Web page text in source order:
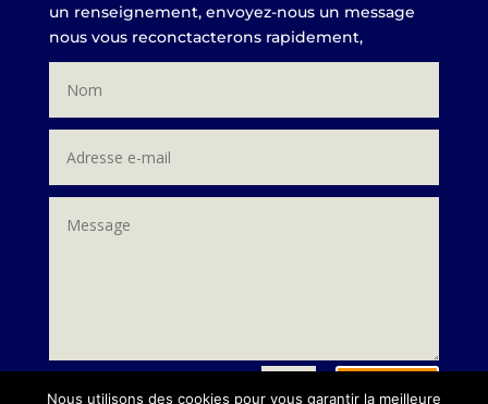
un renseignement, envoyez-nous un message
nous vous reconctacterons rapidement,
3 + 4= Envoi
Nous utilisons des cookies pour vous garantir la meilleure